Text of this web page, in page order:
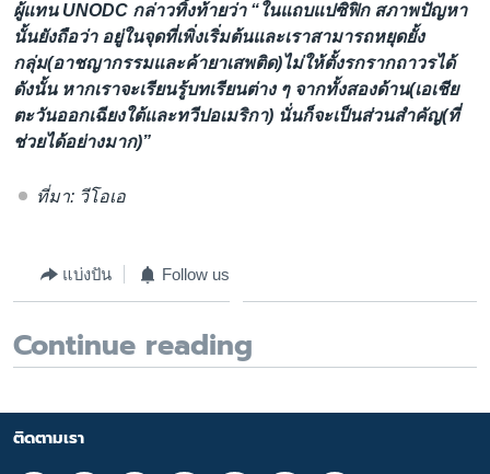
ผู้แทน UNODC กล่าวทิ้งท้ายว่า “ในแถบแปซิฟิก สภาพปัญหา
นั้นยังถือว่า อยู่ในจุดที่เพิ่งเริ่มต้นและเราสามารถหยุดยั้ง
กลุ่ม(อาชญากรรมและค้ายาเสพติด)ไม่ให้ตั้งรกรากถาวรได้
ดังนั้น หากเราจะเรียนรู้บทเรียนต่าง ๆ จากทั้งสองด้าน(เอเชีย
ตะวันออกเฉียงใต้และทวีปอเมริกา) นั่นก็จะเป็นส่วนสำคัญ(ที่
ช่วยได้อย่างมาก)”
ที่มา: วีโอเอ
แบ่งปัน Follow us
Continue reading
ติดตามเรา